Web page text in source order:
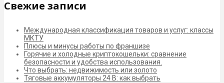
Свежие записи
Международная классификация товаров и услуг: классы
МКТУ
Плюсы и минусы работы по франшизе
Горячие и холодные криптокошельки: сравнение
безопасности и удобства использования.
Что выбрать: недвижимость или золото
Тяговые аккумуляторы 24 В: как выбрать